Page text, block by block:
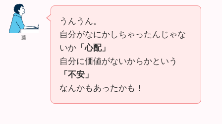
藤
うんうん。
自分がなにかしちゃったんじゃな
いか「心配」
自分に価値がないからかという
「不安」
なんかもあったかも！